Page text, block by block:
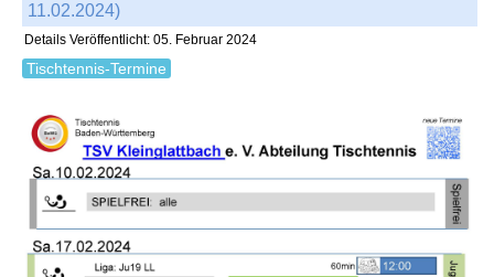
11.02.2024)
Details Veröffentlicht: 05. Februar 2024
Tischtennis-Termine